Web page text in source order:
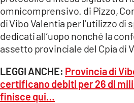
omnicomprensivo. di Pizzo,
di Vibo Valentia per l’utilizzo di
dedicati all’uopo nonché la
assetto provinciale del Cpia di
LEGGI ANCHE: Provincia di
certificano debiti per 26 di
finisce qui…